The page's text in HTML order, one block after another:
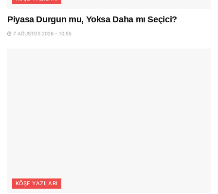
Piyasa Durgun mu, Yoksa Daha mı Seçici?
7 AĞUSTOS 2026 - 10:55
KÖŞE YAZILARI